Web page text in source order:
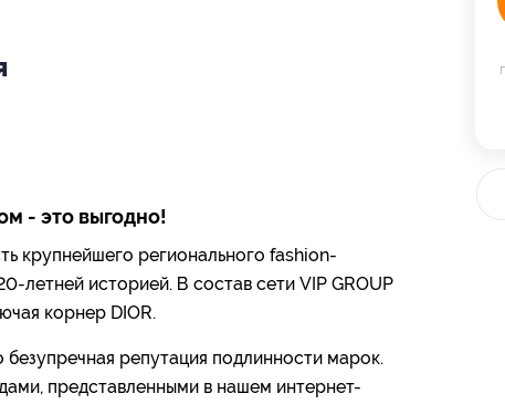
- это выгодно!
крупнейшего регионального fashion-
летней историей. В состав сети VIP GROUP
корнер DIOR.
безупречная репутация подлинности марок.
представленными в нашем интернет-